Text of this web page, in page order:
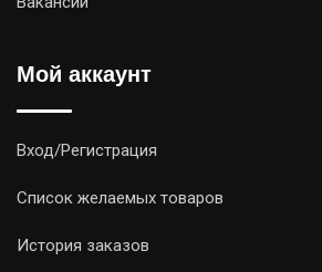
Мой аккаунт
Вход/Регистрация
Список желаемых товаров
История заказов